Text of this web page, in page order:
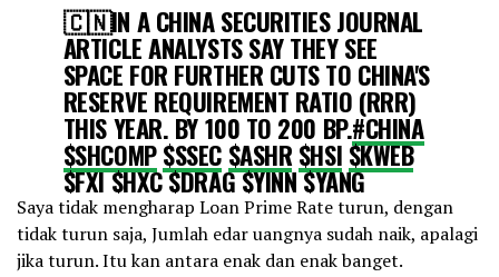
🇨🇳IN A CHINA SECURITIES JOURNAL
ARTICLE ANALYSTS SAY THEY SEE
SPACE FOR FURTHER CUTS TO CHINA'S
RESERVE REQUIREMENT RATIO (RRR)
THIS YEAR. BY 100 TO 200 BP.#CHINA
$SHCOMP$SSEC $ASHR $HSI $KWEB
$FXI$HXC$DRAG$YINN$YANG
@MKTNews24
#PBOChttps://t.co/LAF7y9sWjd
pic.twitter.com/YmKqzXZF6N
Saya tidak mengharap Loan Prime Rate turun, dengan
tidak turun saja, Jumlah edar uangnya sudah naik, apalagi
jika turun. Itu kan antara enak dan enak banget.